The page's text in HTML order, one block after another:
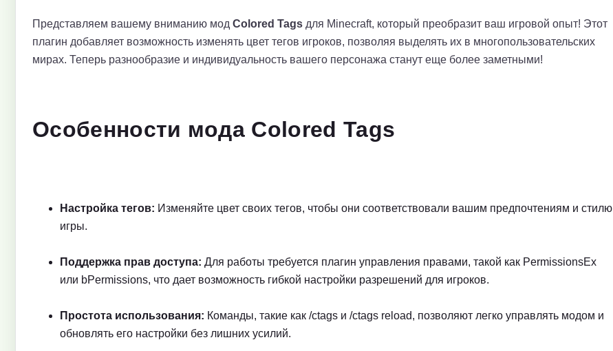
Представляем вашему вниманию мод Colored Tags для Minecraft, который преобразит ваш игровой опыт! Этот
плагин добавляет возможность изменять цвет тегов игроков, позволяя выделять их в многопользовательских
мирах. Теперь разнообразие и индивидуальность вашего персонажа станут еще более заметными!
Особенности мода Colored Tags
Настройка тегов: Изменяйте цвет своих тегов, чтобы они соответствовали вашим предпочтениям и стилю
игры.
Поддержка прав доступа: Для работы требуется плагин управления правами, такой как PermissionsEx
или bPermissions, что дает возможность гибкой настройки разрешений для игроков.
Простота использования: Команды, такие как /ctags и /ctags reload, позволяют легко управлять модом и
обновлять его настройки без лишних усилий.